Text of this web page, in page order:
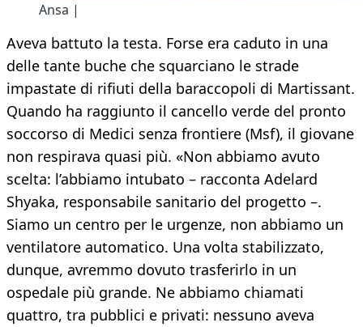
Ansa |
Aveva battuto la testa. Forse era caduto in una
delle tante buche che squarciano le strade
impastate di rifiuti della baraccopoli di Martissant.
Quando ha raggiunto il cancello verde del pronto
soccorso di Medici senza frontiere (Msf), il giovane
non respirava quasi più. «Non abbiamo avuto
scelta: l’abbiamo intubato – racconta Adelard
Shyaka, responsabile sanitario del progetto –.
Siamo un centro per le urgenze, non abbiamo un
ventilatore automatico. Una volta stabilizzato,
dunque, avremmo dovuto trasferirlo in un
ospedale più grande. Ne abbiamo chiamati
quattro, tra pubblici e privati: nessuno aveva